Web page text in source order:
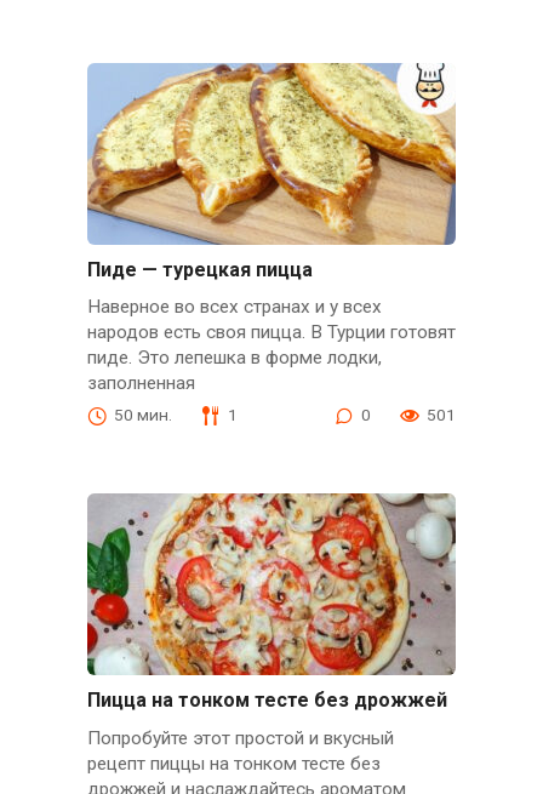
Пиде — турецкая пицца
Наверное во всех странах и у всех
народов есть своя пицца. В Турции готовят
пиде. Это лепешка в форме лодки,
заполненная
50 мин. 1 0 501
Пицца на тонком тесте без дрожжей
Попробуйте этот простой и вкусный
рецепт пиццы на тонком тесте без
дрожжей и наслаждайтесь ароматом